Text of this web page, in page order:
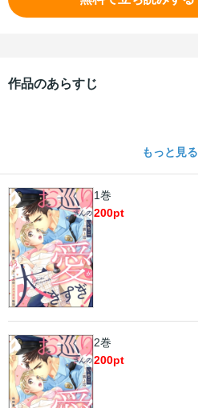
作品のあらすじ
もっと見る
1巻
200pt
2巻
200pt